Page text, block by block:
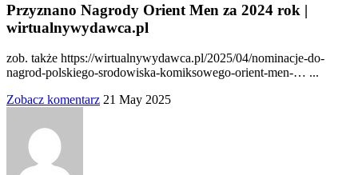
Przyznano Nagrody Orient Men za 2024 rok |
wirtualnywydawca.pl
zob. także https://wirtualnywydawca.pl/2025/04/nominacje-do-
nagrod-polskiego-srodowiska-komiksowego-orient-men-… ...
Zobacz komentarz 21 May 2025